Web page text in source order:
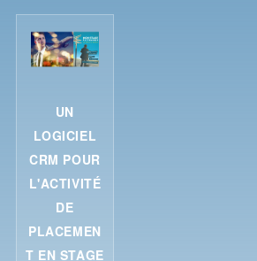
UN
LOGICIEL
CRM POUR
L'ACTIVITÉ
DE
PLACEMEN
T EN STAGE